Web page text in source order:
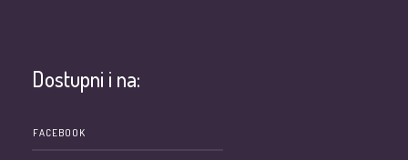
Dostupni i na:
FACEBOOK